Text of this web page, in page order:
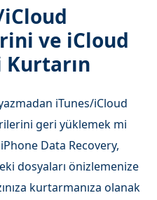
ve iCloud
iTunes/iCloud
geri yüklemek mi
Data Recovery,
dosyaları önizlemenize
kurtarmanıza olanak